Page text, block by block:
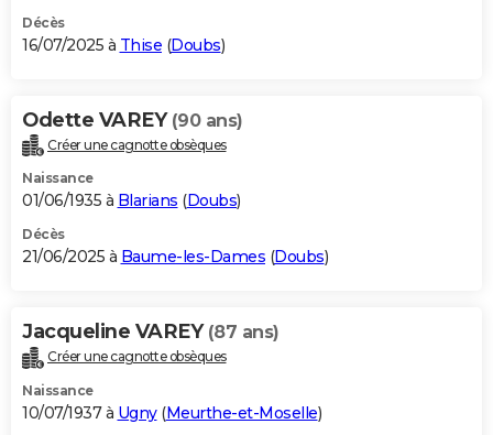
Décès
16/07/2025 à Thise (Doubs)
Odette VAREY (90 ans)
Créer une cagnotte obsèques
Naissance
01/06/1935 à Blarians (Doubs)
Décès
21/06/2025 à Baume-les-Dames (Doubs)
Jacqueline VAREY (87 ans)
Créer une cagnotte obsèques
Naissance
10/07/1937 à Ugny(Meurthe-et-Moselle)